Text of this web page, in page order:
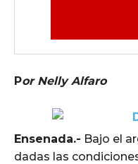
Por Nelly Alfaro
Ensenada.- Bajo el
dadas las